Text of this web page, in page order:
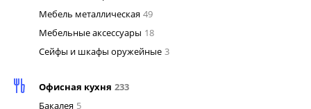
Мебель металлическая 49
Мебельные аксессуары 18
Сейфы и шкафы оружейные 3
Офисная кухня 233
Бакалея 5